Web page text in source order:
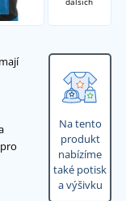
Na tento
produkt
nabízíme
také potisk
a výšivku